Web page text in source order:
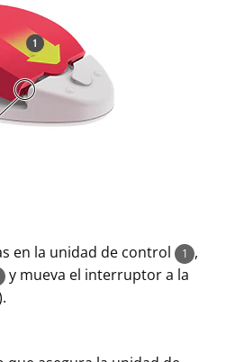
en la unidad de control 1 ,
y mueva el interruptor a la